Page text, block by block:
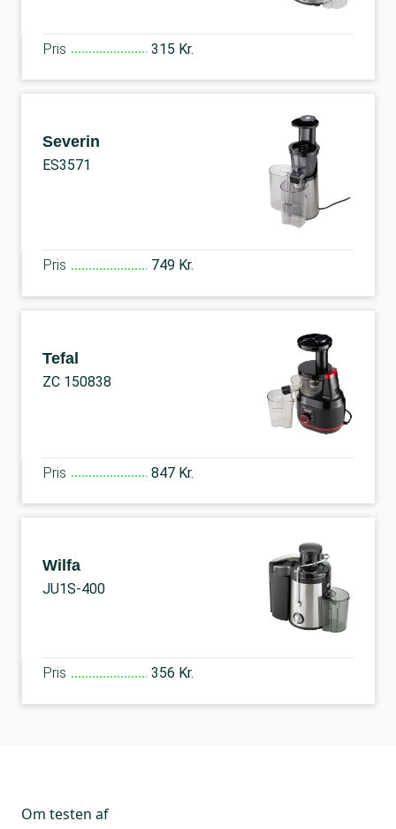
Pris 315 Kr.
Severin
ES3571
Pris 749 Kr.
Tefal
ZC 150838
Pris 847 Kr.
Wilfa
JU1S-400
Pris 356 Kr.
Om testen af